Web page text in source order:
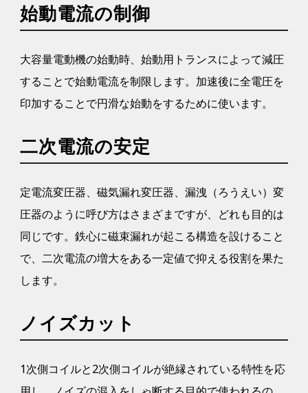
始動電流の制御
大容量電動機の始動時、始動用トランスによって減圧
することで始動電流を制限します。加速後に全電圧を
印加することで円滑な始動をするために使います。
二次電流の安定
定電流変圧器、磁気漏れ変圧器、漏洩（ろうえい）変
圧器のように呼び方はさまざまですが、どれも目的は
同じです。鉄心に磁束漏れが起こる構造を設けること
で、二次電流の増大をある一定値で抑える役割を果た
します。
ノイズカット
1次側コイルと2次側コイルが絶縁されている特性を応